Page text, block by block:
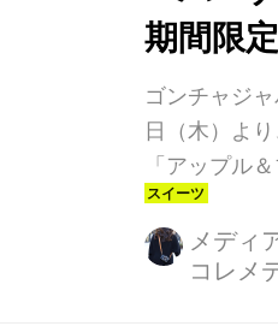
引き立てる
のミルクティ
加え、フル
できるテ...
期間限
ゴンチャジ
日（木）よ
「アップル
ティー」「ア
ジ ティーエ
ドオレンジ
メディ
コレメ